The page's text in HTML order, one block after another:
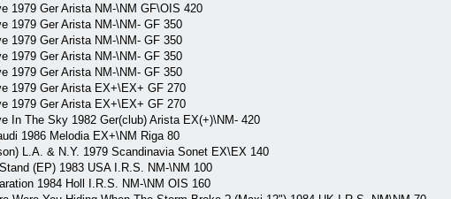
1979 Ger Arista NM-\NM GF\OIS 420
1979 Ger Arista NM-\NM- GF 350
1979 Ger Arista NM-\NM- GF 350
1979 Ger Arista NM-\NM- GF 350
1979 Ger Arista NM-\NM- GF 350
1979 Ger Arista EX+\EX+ GF 270
1979 Ger Arista EX+\EX+ GF 270
In The Sky 1982 Ger(club) Arista EX(+)\NM- 420
1986 Melodia EX+\NM Riga 80
L.A. & N.Y. 1979 Scandinavia Sonet EX\EX 140
(EP) 1983 USA I.R.S. NM-\NM 100
1984 Holl I.R.S. NM-\NM OIS 160